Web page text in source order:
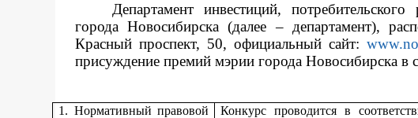
Департамент инвестиций,
города Новосибирска (далее – департамент),
Красный проспект, 50, официальный сайт:
присуждение премий мэрии города Новосибирска в
1. Нормативный правовой
Конкурс проводится в